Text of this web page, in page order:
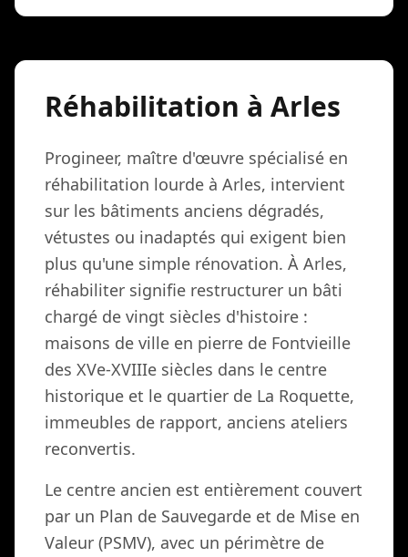
Réhabilitation à Arles
Progineer, maître d'œuvre spécialisé en
réhabilitation lourde à Arles, intervient
sur les bâtiments anciens dégradés,
vétustes ou inadaptés qui exigent bien
plus qu'une simple rénovation. À Arles,
réhabiliter signifie restructurer un bâti
chargé de vingt siècles d'histoire :
maisons de ville en pierre de Fontvieille
des XVe-XVIIIe siècles dans le centre
historique et le quartier de La Roquette,
immeubles de rapport, anciens ateliers
reconvertis.
Le centre ancien est entièrement couvert
par un Plan de Sauvegarde et de Mise en
Valeur (PSMV), avec un périmètre de